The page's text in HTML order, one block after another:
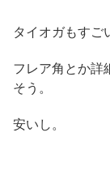
タイオガもすご
フレア角とか詳
そう。
安いし。